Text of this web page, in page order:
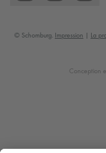
© Schomburg. Impression La
Conception